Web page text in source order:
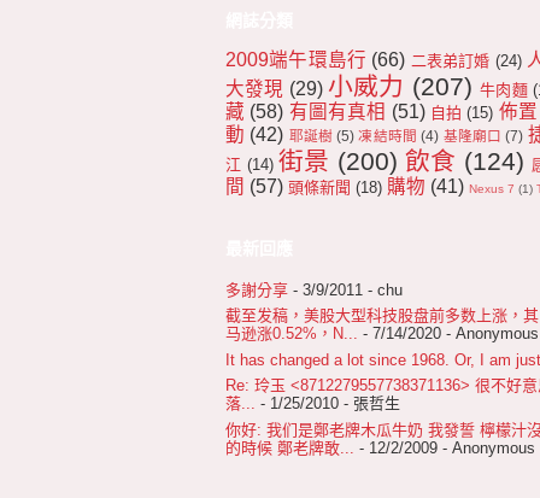
2009端午環島行 (66) 二表弟訂婚 (24)
大發現 (29) 小威力 (207) 牛肉麵
藏 (58) 有圖有真相 (51) 自拍 (15) 佈置
動 (42) 耶誕樹 (5) 凍結時間 (4) 基隆廟口 (7)
江 (14) 街景 (200) 飲食 (124)
間 (57) 頭條新聞 (18) 購物 (41) Nexus 7 (1)
多謝分享 - 3/9/2011 - chu
截至发稿，美股大型科技股盘前多数上涨，
马逊涨0.52%，N... - 7/14/2020 - Anonymous
It has changed a lot since 1968. Or, I am
Re: 玲玉 <8712279557738371136> 很不好
落... - 1/25/2010 - 張哲生
你好: 我们是鄭老牌木瓜牛奶 我發誓 檸檬汁
的時候 鄭老牌敢...
- 12/2/2009 - Anonymous